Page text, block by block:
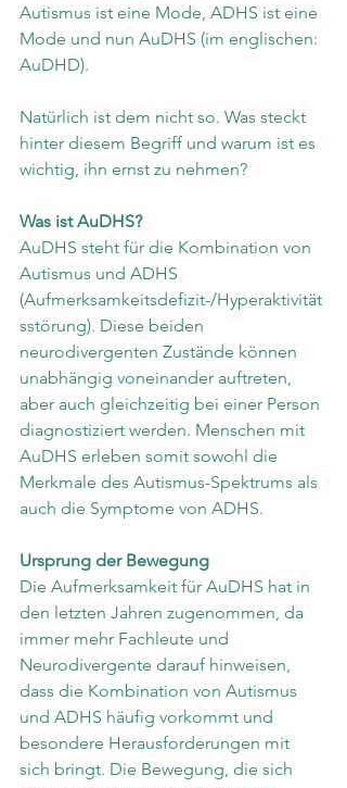
Autismus ist eine Mode, ADHS ist eine
Mode und nun AuDHS (im englischen:
AuDHD).
Natürlich ist dem nicht so. Was steckt
hinter diesem Begriff und warum ist es
wichtig, ihn ernst zu nehmen?
Was ist AuDHS?
AuDHS steht für die Kombination von
Autismus und ADHS
(Aufmerksamkeitsdefizit-/Hyperaktivität
sstörung). Diese beiden
neurodivergenten Zustände können
unabhängig voneinander auftreten,
aber auch gleichzeitig bei einer Person
diagnostiziert werden. Menschen mit
AuDHS erleben somit sowohl die
Merkmale des Autismus-Spektrums als
auch die Symptome von ADHS.
Ursprung der Bewegung
Die Aufmerksamkeit für AuDHS hat in
den letzten Jahren zugenommen, da
immer mehr Fachleute und
Neurodivergente darauf hinweisen,
dass die Kombination von Autismus
und ADHS häufig vorkommt und
besondere Herausforderungen mit
sich bringt. Die Bewegung, die sich